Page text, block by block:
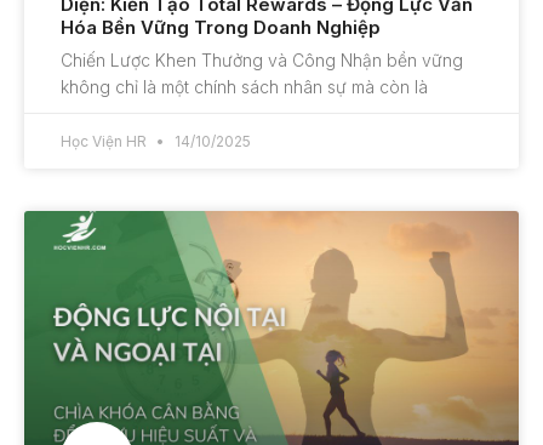
Hóa Bền Vững Trong Doanh Nghiệp
Chiến Lược Khen Thưởng và Công Nhận bền vững
không chỉ là một chính sách nhân sự mà còn là
Học Viện HR 14/10/2025